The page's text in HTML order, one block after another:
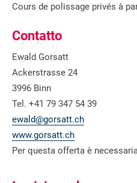
Cours de polissage privés à
Contatto
Ewald Gorsatt
Ackerstrasse 24
3996 Binn
Tel. +41 79 347 54 39
ewald@gorsatt.ch
www.gorsatt.ch
Per questa offerta è